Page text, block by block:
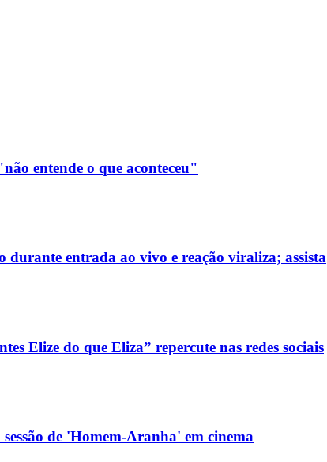
entende o que aconteceu"
entrada ao vivo e reação viraliza; assista
Elize do que Eliza” repercute nas redes sociais
de 'Homem-Aranha' em cinema